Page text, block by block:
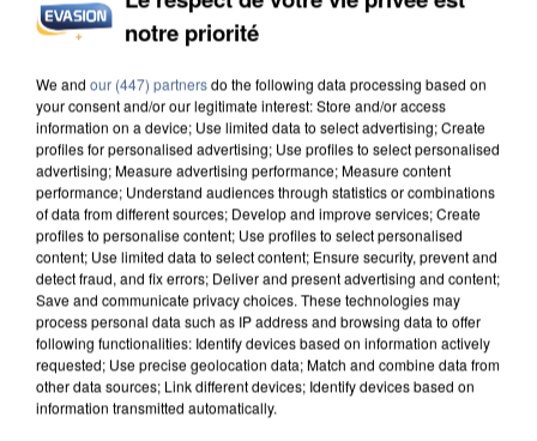
UNE TOURISTE DE L’OISE EMPORTÉE PAR UNE
COULÉE DE BOUE EN HAUTE-SAVOIE
notre priorité
We and our (447) partnersdo the following data processing based on
your consent and/or our legitimate interest: Store and/or access
information on a device; Use limited data to select advertising; Create
profiles for personalised advertising; Use profiles to select personalised
advertising; Measure advertising performance; Measure content
performance; Understand audiences through statistics or combinations
of data from different sources; Develop and improve services; Create
profiles to personalise content; Use profiles to select personalised
content; Use limited data to select content; Ensure security, prevent and
detect fraud, and fix errors; Deliver and present advertising and content;
Save and communicate privacy choices. These technologies may
process personal data such as IP address and browsing data to offer
following functionalities: Identify devices based on information actively
requested; Use precise geolocation data; Match and combine data from
other data sources; Link different devices; Identify devices based on
information transmitted automatically.